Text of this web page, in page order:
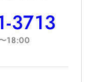
3713
18:00